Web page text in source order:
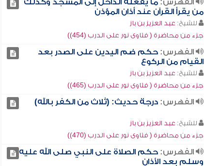
الفهرس: ما يفعله الداخل إلى المسجد وكذلك
من يقرأ القرآن عند أذان المؤذن
للشيخ: عبد العزيز بن باز
جزء من محاضرة ( فتاوى نور على الدرب (454))
الفهرس: حكم ضم اليدين على الصدر بعد
القيام من الركوع
للشيخ: عبد العزيز بن باز
جزء من محاضرة ( فتاوى نور على الدرب (465))
الفهرس: درجة حديث: (ثلاث من الكفر بالله)
للشيخ: عبد العزيز بن باز
جزء من محاضرة ( فتاوى نور على الدرب (470))
الفهرس: حكم الصلاة على النبي صلى الله عليه
وسلم بعد الأذان